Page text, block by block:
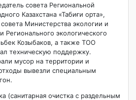
совета Региональной
Казахстана «Табиғи орта»,
Министерства экологии и
Регионального экологического
Козыбаков, а также ТОО
техническую поддержку.
мусор на территории и
вывезли специальным
(санитарная очистка с раздельным